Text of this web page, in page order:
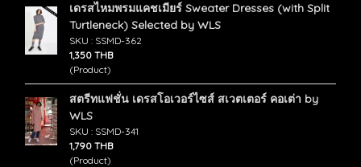
เดรสไหมพรมแคชเมียร์ Sweater Dresses (with Split
Turtleneck) Selected by WLS
SKU : SSMD-362
1,350 THB
(Product)
สตรีทแฟชั่น เดรสโอเวอร์ไซส์ สเวตเตอร์ คอเต่า by
WLS
SKU : SSMD-341
1,790 THB
(Product)